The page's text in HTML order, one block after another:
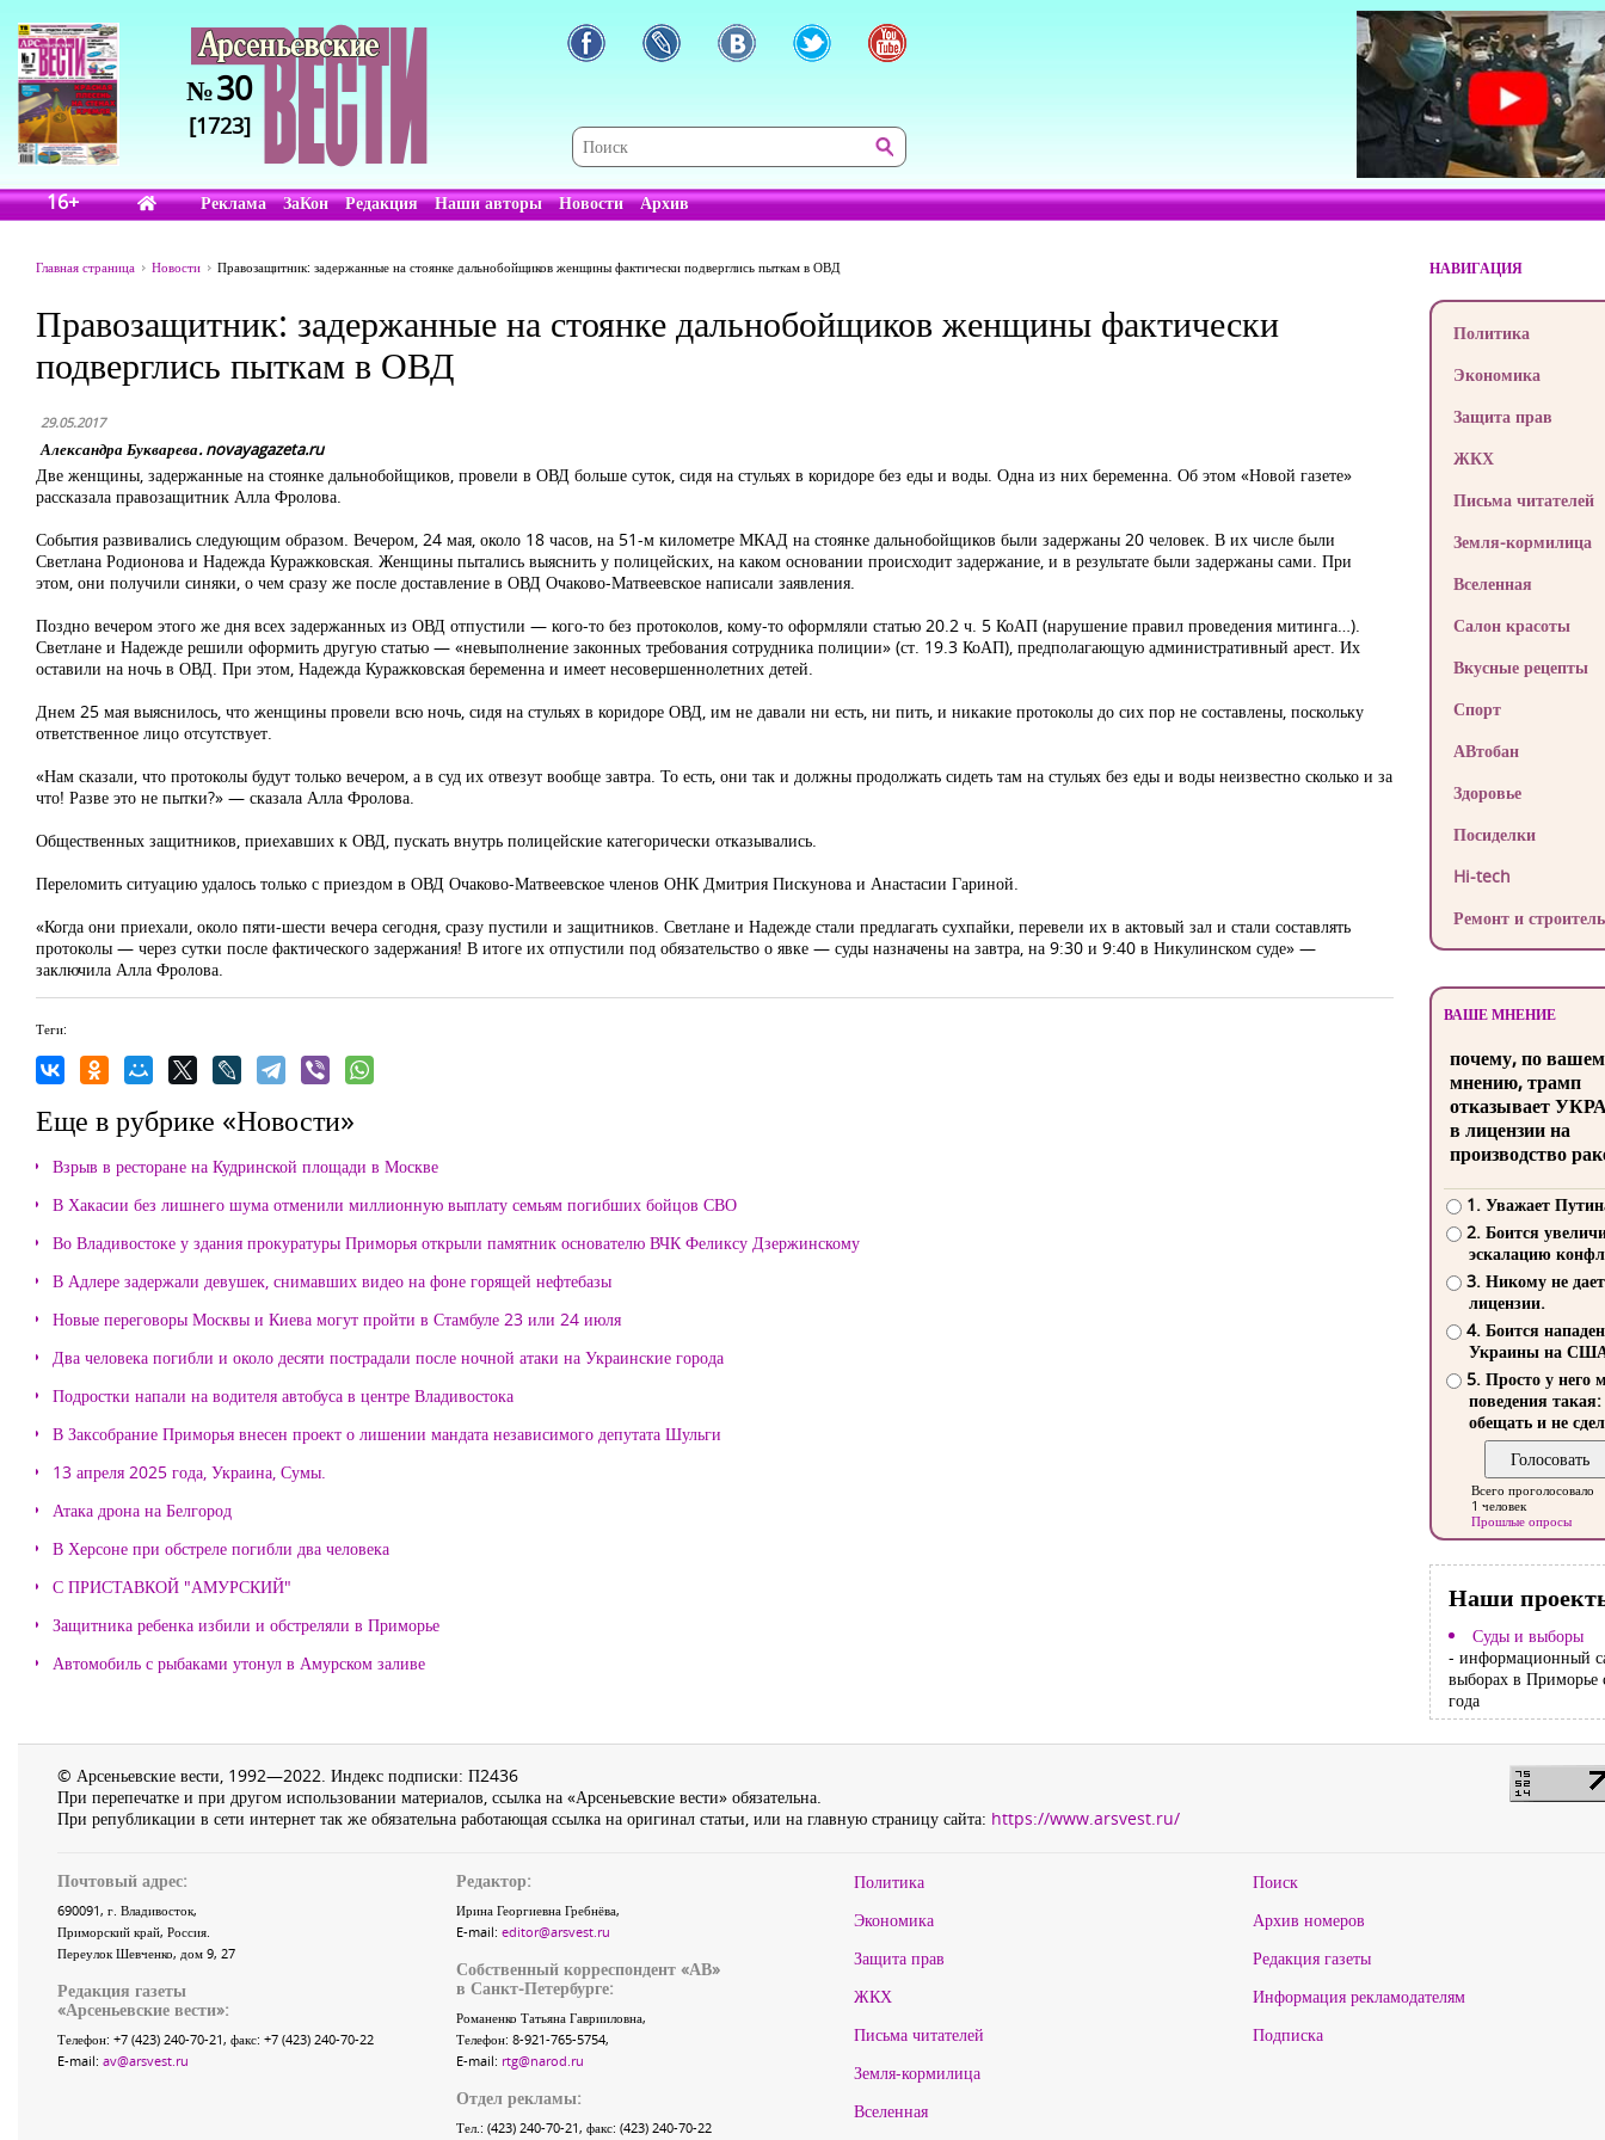
№30
[1723]
16+ Реклама ЗаКон Редакция Наши авторы Новости Архив
Главная страница Новости Правозащитник: задержанные на стоянке дальнобойщиков женщины фактически подверглись пыткам в ОВД
Правозащитник: задержанные на стоянке дальнобойщиков женщины фактически
подверглись пыткам в ОВД
29.05.2017
Александра Букварева. novayagazeta.ru
Две женщины, задержанные на стоянке дальнобойщиков, провели в ОВД больше суток, сидя на стульях в коридоре без еды и воды. Одна из них беременна. Об этом «Новой газете»
рассказала правозащитник Алла Фролова.
События развивались следующим образом. Вечером, 24 мая, около 18 часов, на 51-м километре МКАД на стоянке дальнобойщиков были задержаны 20 человек. В их числе были
Светлана Родионова и Надежда Куражковская. Женщины пытались выяснить у полицейских, на каком основании происходит задержание, и в результате были задержаны сами. При
этом, они получили синяки, о чем сразу же после доставление в ОВД Очаково-Матвеевское написали заявления.
Поздно вечером этого же дня всех задержанных из ОВД отпустили — кого-то без протоколов, кому-то оформляли статью 20.2 ч. 5 КоАП (нарушение правил проведения митинга…).
Светлане и Надежде решили оформить другую статью — «невыполнение законных требования сотрудника полиции» (ст. 19.3 КоАП), предполагающую административный арест. Их
оставили на ночь в ОВД. При этом, Надежда Куражковская беременна и имеет несовершеннолетних детей.
Днем 25 мая выяснилось, что женщины провели всю ночь, сидя на стульях в коридоре ОВД, им не давали ни есть, ни пить, и никакие протоколы до сих пор не составлены, поскольку
ответственное лицо отсутствует.
«Нам сказали, что протоколы будут только вечером, а в суд их отвезут вообще завтра. То есть, они так и должны продолжать сидеть там на стульях без еды и воды неизвестно сколько и за
что! Разве это не пытки?» — сказала Алла Фролова.
Общественных защитников, приехавших к ОВД, пускать внутрь полицейские категорически отказывались.
Переломить ситуацию удалось только с приездом в ОВД Очаково-Матвеевское членов ОНК Дмитрия Пискунова и Анастасии Гариной.
«Когда они приехали, около пяти-шести вечера сегодня, сразу пустили и защитников. Светлане и Надежде стали предлагать сухпайки, перевели их в актовый зал и стали составлять
протоколы — через сутки после фактического задержания! В итоге их отпустили под обязательство о явке — суды назначены на завтра, на 9:30 и 9:40 в Никулинском суде» —
заключила Алла Фролова.
Теги:
Еще в рубрике «Новости»
Взрыв в ресторане на Кудринской площади в Москве
В Хакасии без лишнего шума отменили миллионную выплату семьям погибших бойцов СВО
Во Владивостоке у здания прокуратуры Приморья открыли памятник основателю ВЧК Феликсу Дзержинскому
В Адлере задержали девушек, снимавших видео на фоне горящей нефтебазы
Новые переговоры Москвы и Киева могут пройти в Стамбуле 23 или 24 июля
Два человека погибли и около десяти пострадали после ночной атаки на Украинские города
Подростки напали на водителя автобуса в центре Владивостока
В Заксобрание Приморья внесен проект о лишении мандата независимого депутата Шульги
13 апреля 2025 года, Украина, Сумы.
Атака дрона на Белгород
В Херсоне при обстреле погибли два человека
С ПРИСТАВКОЙ "АМУРСКИЙ"
Защитника ребенка избили и обстреляли в Приморье
Автомобиль с рыбаками утонул в Амурском заливе
НАВИГАЦИЯ
Политика
Экономика
Защита прав
ЖКХ
Письма читателей
Земля-кормилица
Вселенная
Салон красоты
Вкусные рецепты
Спорт
АВтобан
Здоровье
Посиделки
Hi-tech
Ремонт и
ВАШЕ МНЕНИЕ
почему, по
мнению, трамп
отказывает
в лицензии на
производство
1. Уважает
2. Боится
эскалацию
3. Никому не
лицензии.
4. Боится
Украины на
5. Просто у него
поведения такая:
обещать и не
Всего проголосовало
1 человек
Прошлые опросы
Наши
Суды и выборы
- информационный
выборах в Приморье
года
© Арсеньевские вести, 1992—2022. Индекс подписки: П2436
При перепечатке и при другом использовании материалов, ссылка на «Арсеньевские вести» обязательна.
При републикации в сети интернет так же обязательна работающая ссылка на оригинал статьи, или на главную страницу сайта: https://www.arsvest.ru/
Почтовый адрес:
690091, г. Владивосток,
Приморский край, Россия.
Переулок Шевченко, дом 9, 27
Редакция газеты
«Арсеньевские вести»:
Телефон: +7 (423) 240-70-21, факс: +7 (423) 240-70-22
E-mail: av@arsvest.ru
Редактор:
Ирина Георгиевна Гребнёва,
E-mail: editor@arsvest.ru
Собственный корреспондент «АВ»
в Санкт-Петербурге:
Романенко Татьяна Гаврииловна,
Телефон: 8-921-765-5754,
E-mail: rtg@narod.ru
Отдел рекламы:
Тел.: (423) 240-70-21, факс: (423) 240-70-22
Политика
Экономика
Защита прав
ЖКХ
Письма читателей
Земля-кормилица
Вселенная
Поиск
Архив номеров
Редакция газеты
Информация рекламодателям
Подписка